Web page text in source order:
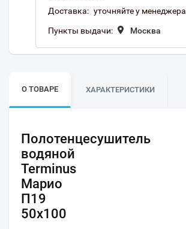
Доставка: уточняйте у менеджера
Пункты выдачи: Москва
О ТОВАРЕ ХАРАКТЕРИСТИКИ
Полотенцесушитель
водяной
Terminus
Марио
П19
50х100